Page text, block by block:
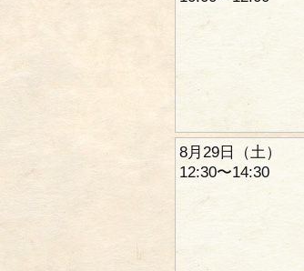
8月29日（土）
12:30〜14:30